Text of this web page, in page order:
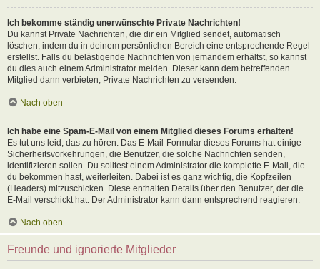
Ich bekomme ständig unerwünschte Private Nachrichten!
Du kannst Private Nachrichten, die dir ein Mitglied sendet, automatisch
löschen, indem du in deinem persönlichen Bereich eine entsprechende Regel
erstellst. Falls du belästigende Nachrichten von jemandem erhältst, so kannst
du dies auch einem Administrator melden. Dieser kann dem betreffenden
Mitglied dann verbieten, Private Nachrichten zu versenden.
Nach oben
Ich habe eine Spam-E-Mail von einem Mitglied dieses Forums erhalten!
Es tut uns leid, das zu hören. Das E-Mail-Formular dieses Forums hat einige
Sicherheitsvorkehrungen, die Benutzer, die solche Nachrichten senden,
identifizieren sollen. Du solltest einem Administrator die komplette E-Mail, die
du bekommen hast, weiterleiten. Dabei ist es ganz wichtig, die Kopfzeilen
(Headers) mitzuschicken. Diese enthalten Details über den Benutzer, der die
E-Mail verschickt hat. Der Administrator kann dann entsprechend reagieren.
Nach oben
Freunde und ignorierte Mitglieder